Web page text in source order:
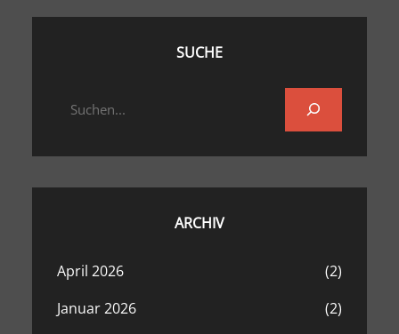
SUCHE
ARCHIV
April 2026
(2)
Januar 2026
(2)